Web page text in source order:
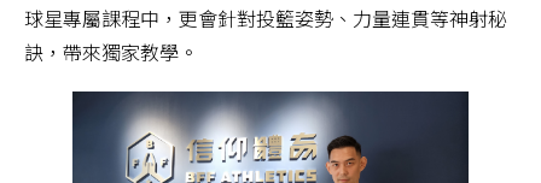
球星專屬課程中，更會針對投籃姿勢、力量連貫等神射秘
訣，帶來獨家教學。